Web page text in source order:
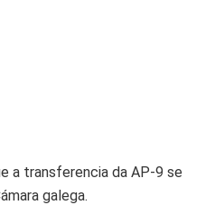
a transferencia da AP-9 se
galega.